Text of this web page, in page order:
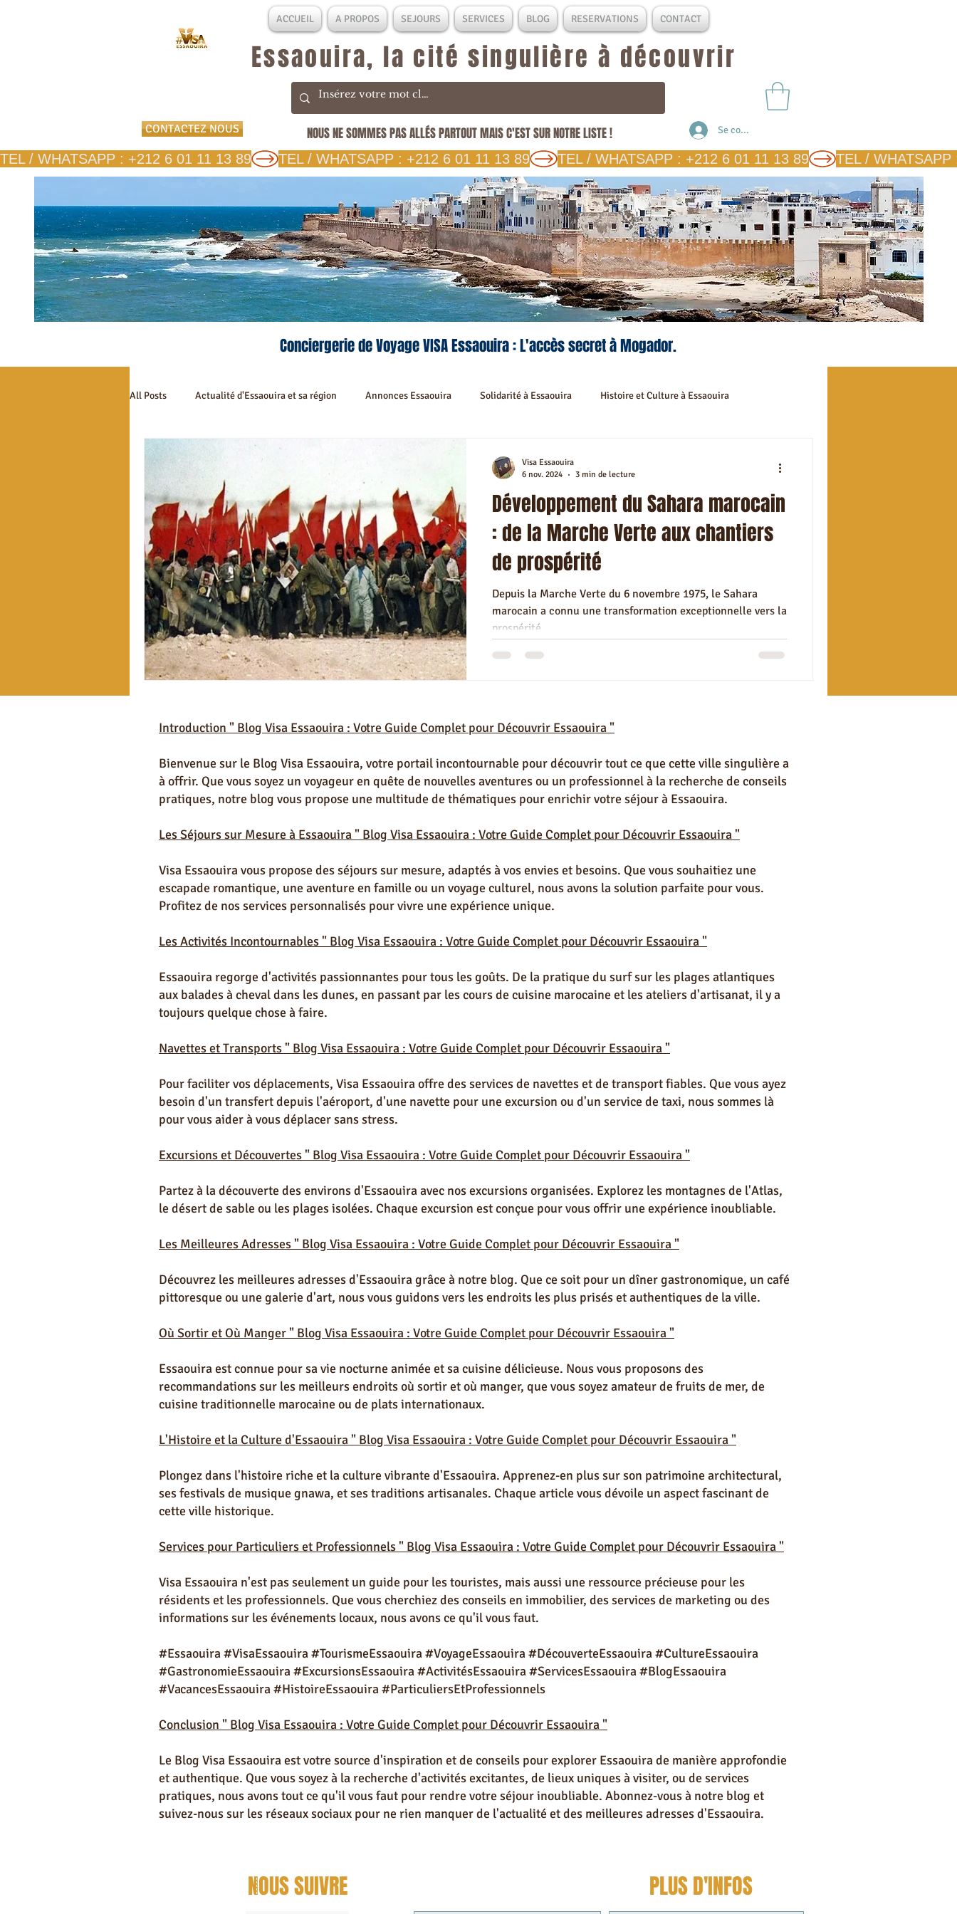
ACCUEIL A PROPOS SEJOURS SERVICES BLOG RESERVATIONS CONTACT
Essaouira, la cité singulière à découvrir
CONTACTEZ NOUS NOUS NE SOMMES PAS ALLÉS PARTOUT MAIS C'EST SUR NOTRE LISTE ! Se connecter
TEL / WHATSAPP : +212 6 01 11 13 89
Conciergerie de Voyage VISA Essaouira : L'accès secret à Mogador.
All Posts Actualité d'Essaouira et sa région Annonces Essaouira Solidarité à Essaouira Histoire et Culture à Essaouira
Tourisme à Essaouira Essaouira Séjours et Découvertes
Gastronomie à Essaouira Spécialités Culinaires à Essaouira Séjour sur mesure à Essaouira Festival à Essaouira
Evènements à Essaouira Riad Médina Essaouira Riad hors Médina & Environs Mogador Riad recommandés à Essaouira
Restaurants à Essaouira Restaurants recommandés à Essaouira Navettes Essaouira
Pour les Pros d'Essaouira Lexique vie à Essaouira Partenaires Visa Essaouira
Automobile occasion à Essaouira Terrain à Essaouira Restaurant Marocain à Essaouira Excursions à Essaouira
Art & Culture à Essaouira Astuces & Conseils Essaouira
Développement du Sahara marocain
: de la Marche Verte aux chantiers
de prospérité
Depuis la Marche Verte du 6 novembre 1975, le Sahara
marocain a connu une transformation exceptionnelle vers la
prospérité.
Visa Essaouira
6 nov. 2024
3 min de lecture
Introduction " Blog Visa Essaouira : Votre Guide Complet pour Découvrir Essaouira "
Bienvenue sur le Blog Visa Essaouira, votre portail incontournable pour découvrir tout ce que cette ville singulière a
à offrir. Que vous soyez un voyageur en quête de nouvelles aventures ou un professionnel à la recherche de conseils
pratiques, notre blog vous propose une multitude de thématiques pour enrichir votre séjour à Essaouira.
Les Séjours sur Mesure à Essaouira " Blog Visa Essaouira : Votre Guide Complet pour Découvrir Essaouira "
Visa Essaouira vous propose des séjours sur mesure, adaptés à vos envies et besoins. Que vous souhaitiez une
escapade romantique, une aventure en famille ou un voyage culturel, nous avons la solution parfaite pour vous.
Profitez de nos services personnalisés pour vivre une expérience unique.
Les Activités Incontournables " Blog Visa Essaouira : Votre Guide Complet pour Découvrir Essaouira "
Essaouira regorge d'activités passionnantes pour tous les goûts. De la pratique du surf sur les plages atlantiques
aux balades à cheval dans les dunes, en passant par les cours de cuisine marocaine et les ateliers d'artisanat, il y a
toujours quelque chose à faire.
Navettes et Transports " Blog Visa Essaouira : Votre Guide Complet pour Découvrir Essaouira "
Pour faciliter vos déplacements, Visa Essaouira offre des services de navettes et de transport fiables. Que vous ayez
besoin d'un transfert depuis l'aéroport, d'une navette pour une excursion ou d'un service de taxi, nous sommes là
pour vous aider à vous déplacer sans stress.
Excursions et Découvertes " Blog Visa Essaouira : Votre Guide Complet pour Découvrir Essaouira "
Partez à la découverte des environs d'Essaouira avec nos excursions organisées. Explorez les montagnes de l'Atlas,
le désert de sable ou les plages isolées. Chaque excursion est conçue pour vous offrir une expérience inoubliable.
Les Meilleures Adresses " Blog Visa Essaouira : Votre Guide Complet pour Découvrir Essaouira "
Découvrez les meilleures adresses d'Essaouira grâce à notre blog. Que ce soit pour un dîner gastronomique, un café
pittoresque ou une galerie d'art, nous vous guidons vers les endroits les plus prisés et authentiques de la ville.
Où Sortir et Où Manger " Blog Visa Essaouira : Votre Guide Complet pour Découvrir Essaouira "
Essaouira est connue pour sa vie nocturne animée et sa cuisine délicieuse. Nous vous proposons des
recommandations sur les meilleurs endroits où sortir et où manger, que vous soyez amateur de fruits de mer, de
cuisine traditionnelle marocaine ou de plats internationaux.
L'Histoire et la Culture d'Essaouira " Blog Visa Essaouira : Votre Guide Complet pour Découvrir Essaouira "
Plongez dans l'histoire riche et la culture vibrante d'Essaouira. Apprenez-en plus sur son patrimoine architectural,
ses festivals de musique gnawa, et ses traditions artisanales. Chaque article vous dévoile un aspect fascinant de
cette ville historique.
Services pour Particuliers et Professionnels " Blog Visa Essaouira : Votre Guide Complet pour Découvrir Essaouira "
Visa Essaouira n'est pas seulement un guide pour les touristes, mais aussi une ressource précieuse pour les
résidents et les professionnels. Que vous cherchiez des conseils en immobilier, des services de marketing ou des
informations sur les événements locaux, nous avons ce qu'il vous faut.
#Essaouira #VisaEssaouira #TourismeEssaouira #VoyageEssaouira #DécouverteEssaouira #CultureEssaouira
#GastronomieEssaouira #ExcursionsEssaouira #ActivitésEssaouira #ServicesEssaouira #BlogEssaouira
#VacancesEssaouira #HistoireEssaouira #ParticuliersEtProfessionnels
Conclusion " Blog Visa Essaouira : Votre Guide Complet pour Découvrir Essaouira "
Le Blog Visa Essaouira est votre source d'inspiration et de conseils pour explorer Essaouira de manière approfondie
et authentique. Que vous soyez à la recherche d'activités excitantes, de lieux uniques à visiter, ou de services
pratiques, nous avons tout ce qu'il vous faut pour rendre votre séjour inoubliable. Abonnez-vous à notre blog et
suivez-nous sur les réseaux sociaux pour ne rien manquer de l'actualité et des meilleures adresses d'Essaouira.
NOUS SUIVRE PLUS D'INFOS